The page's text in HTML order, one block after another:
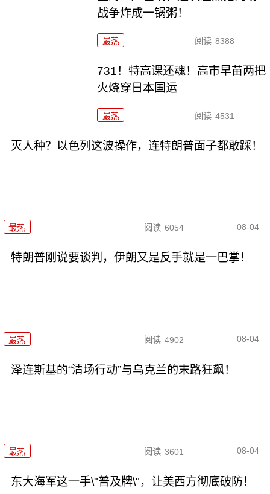
战争炸成一锅粥！
最热 阅读 8388
731！特高课还魂！高市早苗两把
火烧穿日本国运
最热 阅读 4531
灭人种？以色列这波操作，连特朗普面子都敢踩！
最热 阅读 6054 08-04
特朗普刚说要谈判，伊朗又是反手就是一巴掌！
最热 阅读 4902 08-04
泽连斯基的“清场行动”与乌克兰的末路狂飙！
最热 阅读 3601 08-04
东大海军这一手\"普及牌\"，让美西方彻底破防！